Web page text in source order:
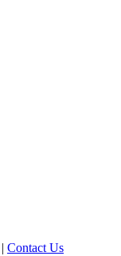
| Contact Us